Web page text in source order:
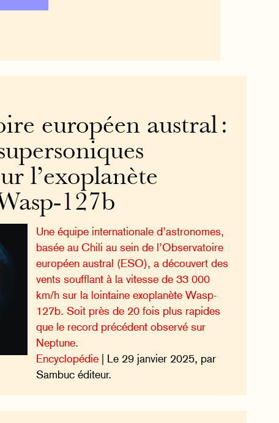
européen austral :
l’exoplanète
127b
Une équipe internationale d’astronomes,
basée au Chili au sein de l’Observatoire
européen austral (ESO), a découvert des
vents soufflant à la vitesse de 33 000
km/h sur la lointaine exoplanète Wasp-
127b. Soit près de 20 fois plus rapides
que le record précédent observé sur
Neptune.
Encyclopédie| Le 29 janvier 2025, par
Sambuc éditeur.